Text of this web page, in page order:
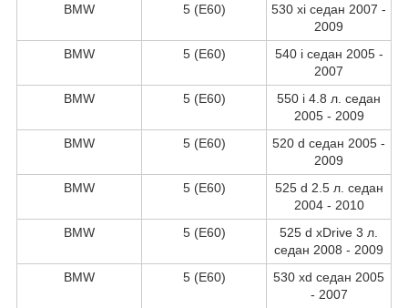
BMW
5 (E60)
530 xi седан 2007 -
2009
BMW
5 (E60)
540 i седан 2005 -
2007
BMW
5 (E60)
550 i 4.8 л. седан
2005 - 2009
BMW
5 (E60)
520 d седан 2005 -
2009
BMW
5 (E60)
525 d 2.5 л. седан
2004 - 2010
BMW
5 (E60)
525 d xDrive 3 л.
седан 2008 - 2009
BMW
5 (E60)
530 xd седан 2005
- 2007